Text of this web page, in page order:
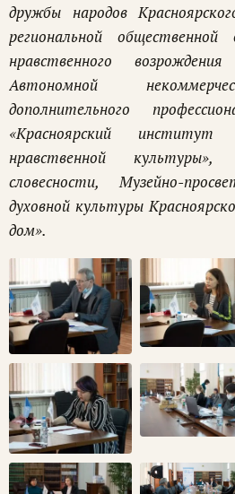
дружбы народов
региональной общественной
нравственного
Автономной
дополнительного
«Красноярский институт
нравственной
словесности, Музейно-
духовной культуры
дом».